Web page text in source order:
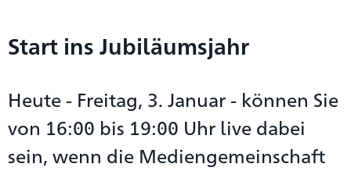
Start ins Jubiläumsjahr
Heute - Freitag, 3. Januar - können Sie
von 16:00 bis 19:00 Uhr live dabei
sein, wenn die Mediengemeinschaft